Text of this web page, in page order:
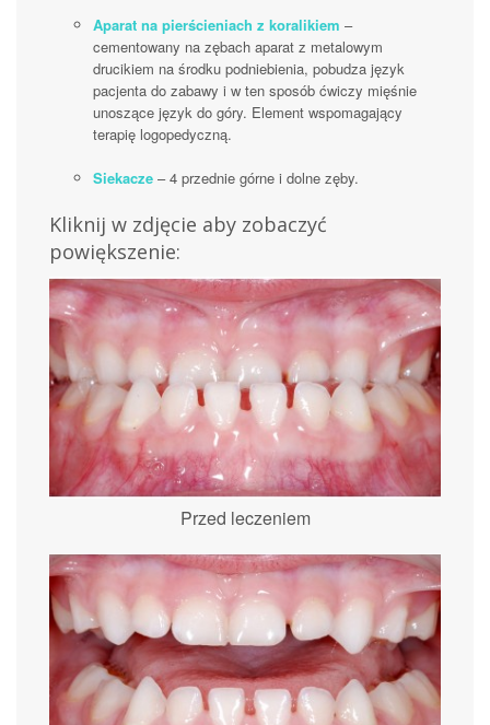
Aparat na pierścieniach z koralikiem –
cementowany na zębach aparat z metalowym
drucikiem na środku podniebienia, pobudza język
pacjenta do zabawy i w ten sposób ćwiczy mięśnie
unoszące język do góry. Element wspomagający
terapię logopedyczną.
Siekacze – 4 przednie górne i dolne zęby.
Kliknij w zdjęcie aby zobaczyć
powiększenie:
Przed leczeniem